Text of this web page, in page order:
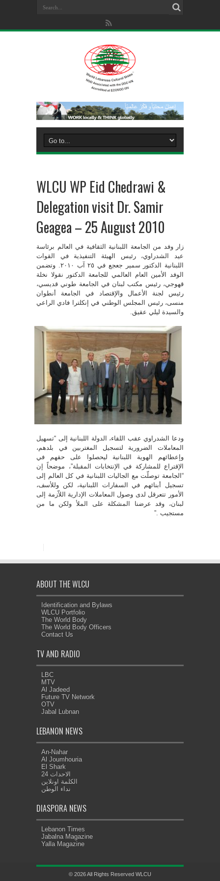
WLCU WP Eid Chedrawi &
Delegation visit Dr. Samir
Geagea – 25 August 2010
زار وفد من الجامعة اللبنانية الثقافية في العالم برئاسة
‎اللبنانية الدكتور سمير جعجع في ٢٥ آب ۲٠١٠. وتضمن
الوفد الأمين العام العالمي للجامعة الدكتور نقولا ‏نخلة
قهوجي، رئيس مكتب لبنان في الجامعة طوني قديسي،
رئيس لجنة الأعمال والإقتصاد في الجامعة ‏أنطوان
منسى، رئيس المجلس الوطني في إنكلترا فادي الراعي
والسيدة ليلي عقيق. ‏
ودعا الشدراوي عقب اللقاء، الدولة‏‎ ‎اللبنانية إلى “تسهيل
‎وإعطائهم الهوية اللبنانية ليحصلوا على حقهم في
الإقتراع للمشاركة في‎ ‎الإنتخابات المقبلة”، ‏موضحاً إن
“الجامعة توصلّت مع الجاليات اللبنانية في‎ ‎كل العالم إلى
تسجيل أبنائهم في السفارات اللبنانية، ‏لكن وللأسف،
الأمور‎ ‎تتعرقل لدى وصول المعاملات الإدارية اللاّزمة إلى
لبنان، وقد عرضنا المشكلة‎ ‎على الملأ ‏ولكن ما من
مستجيب‎”. ‎
ABOUT THE WLCU
Identification and Bylaws
WLCU Portfolio
The World Body
The World Body Officers
Contact Us
TV AND RADIO
LBC
MTV
Al Jadeed
Future TV Network
OTV
Jabal Lubnan
LEBANON NEWS
An-Nahar
Al Joumhouria
El Shark
الاحداث 24
الكلمة اونلاين
نداء الوطن
DIASPORA NEWS
Lebanon Times
Jabalna Magazine
Yalla Magazine
© 2026 All Rights Reserved WLCU